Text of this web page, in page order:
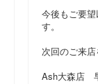
今後もご要
す。
次回のご来店
Ash大森店